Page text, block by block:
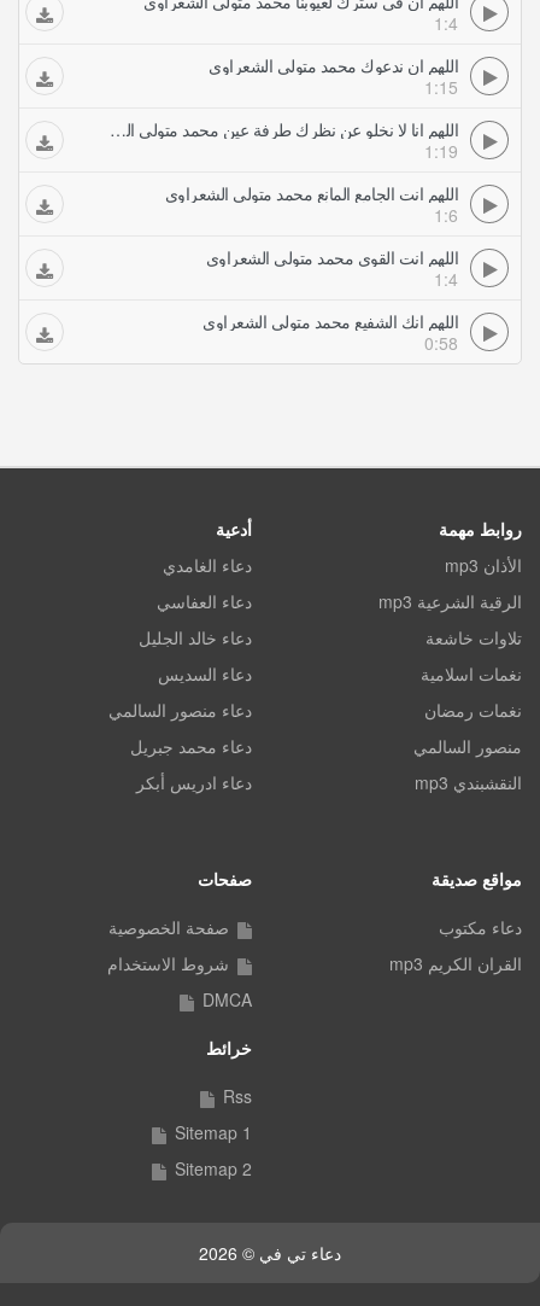
1:4
اللهم ان ندعوك محمد متولي الشعراوي
1:15
اللهم انا لا نخلو عن نظرك طرفة عين محمد متولي الشعراوي
1:19
اللهم انت الجامع المانع محمد متولي الشعراوي
1:6
اللهم انت القوي محمد متولي الشعراوي
1:4
اللهم انك الشفيع محمد متولي الشعراوي
0:58
روابط مهمة
الأذان mp3
الرقية الشرعية mp3
تلاوات خاشعة
نغمات اسلامية
نغمات رمضان
منصور السالمي
النقشبندي mp3
أدعية
دعاء الغامدي
دعاء العفاسي
دعاء خالد الجليل
دعاء السديس
دعاء منصور السالمي
دعاء محمد جبريل
دعاء ادريس أبكر
مواقع صديقة
دعاء مكتوب
القران الكريم mp3
صفحات
صفحة الخصوصية
شروط الاستخدام
DMCA
خرائط
Rss
Sitemap 1
Sitemap 2
دعاء تي في © 2026